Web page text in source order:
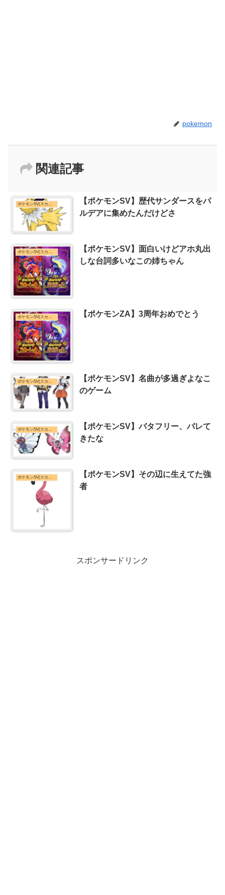
pokemon
関連記事
ポケモンSV(スカーレット・バイオレット)まとめ
【ポケモンSV】歴代サンダースをパ
ルデアに集めたんだけどさ
ポケモンSV(スカーレット・バイオレット)まとめ
【ポケモンSV】面白いけどアホ丸出
しな台詞多いなこの姉ちゃん
【ポケモンZA】3周年おめでとう
ポケモンSV(スカーレット・バイオレット)まとめ
【ポケモンSV】名曲が多過ぎよなこ
のゲーム
ポケモンSV(スカーレット・バイオレット)まとめ
【ポケモンSV】バタフリー、バレて
きたな
ポケモンSV(スカーレット・バイオレット)まとめ
【ポケモンSV】その辺に生えてた強
者
スポンサードリンク